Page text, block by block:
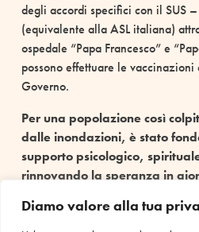
Diamo valore alla tua
degli accordi specifici con il SUS
(equivalente alla ASL italiana)
ospedale “Papa Francesco” e
possono effettuare le
Governo.
Per una popolazione così
dalle inondazioni, è stato
supporto psicologico,
rinnovando la speranza in
la certezza che in questo